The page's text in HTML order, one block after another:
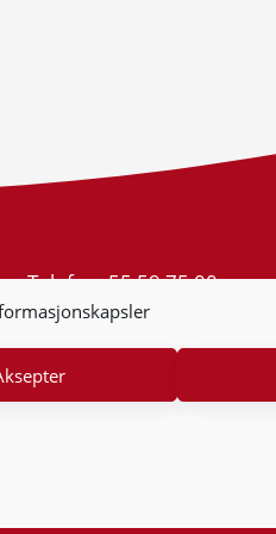
Telefon:55 59 75 00
E-post:post@kt.no
Nyhetsvarsel >>